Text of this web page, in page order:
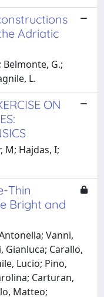
Adriatic
Belmonte, G.;
L.
ON
M; Hajdas, I;
Thin
Bright and
Vanni,
Gianluca; Carallo,
Lucio; Pino,
Carturan,
Matteo;